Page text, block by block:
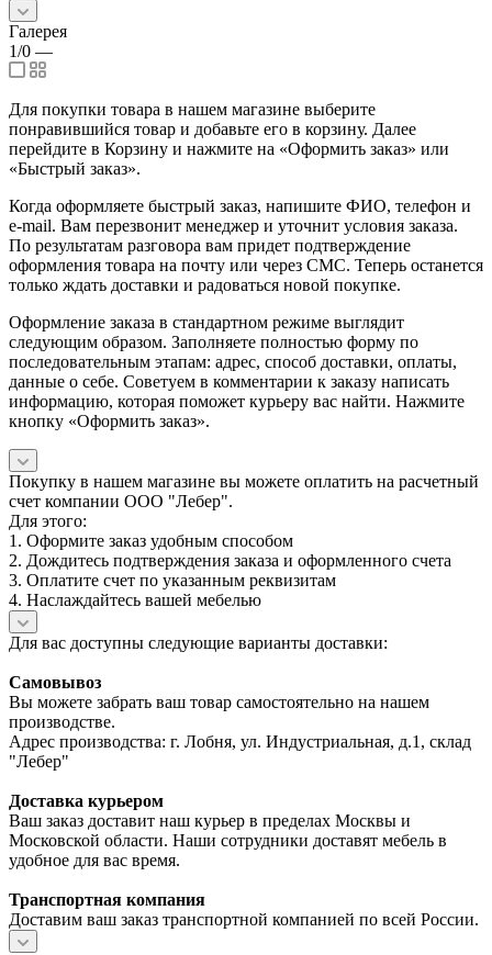
Галерея
1/0 —
Для покупки товара в нашем магазине выберите
понравившийся товар и добавьте его в корзину. Далее
перейдите в Корзину и нажмите на «Оформить заказ» или
«Быстрый заказ».
Когда оформляете быстрый заказ, напишите ФИО, телефон и
e-mail. Вам перезвонит менеджер и уточнит условия заказа.
По результатам разговора вам придет подтверждение
оформления товара на почту или через СМС. Теперь останется
только ждать доставки и радоваться новой покупке.
Оформление заказа в стандартном режиме выглядит
следующим образом. Заполняете полностью форму по
последовательным этапам: адрес, способ доставки, оплаты,
данные о себе. Советуем в комментарии к заказу написать
информацию, которая поможет курьеру вас найти. Нажмите
кнопку «Оформить заказ».
Покупку в нашем магазине вы можете оплатить на расчетный
счет компании ООО "Лебер".
Для этого:
1. Оформите заказ удобным способом
2. Дождитесь подтверждения заказа и оформленного счета
3. Оплатите счет по указанным реквизитам
4. Наслаждайтесь вашей мебелью
Для вас доступны следующие варианты доставки:
Самовывоз
Вы можете забрать ваш товар самостоятельно на нашем
производстве.
Адрес производства: г. Лобня, ул. Индустриальная, д.1, склад
"Лебер"
Доставка курьером
Ваш заказ доставит наш курьер в пределах Москвы и
Московской области. Наши сотрудники доставят мебель в
удобное для вас время.
Транспортная компания
Доставим ваш заказ транспортной компанией по всей России.